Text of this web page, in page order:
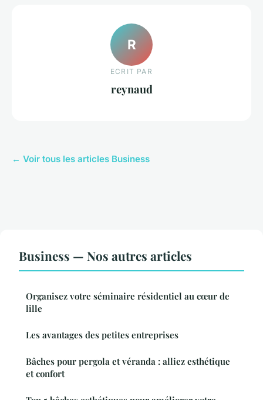
R
ECRIT PAR
reynaud
← Voir tous les articles Business
Business — Nos autres articles
Organisez votre séminaire résidentiel au cœur de
lille
Les avantages des petites entreprises
Bâches pour pergola et véranda : alliez esthétique
et confort